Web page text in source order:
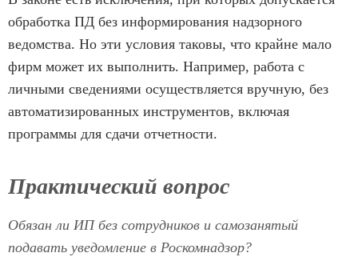
обработка ПД без информирования надзорного
ведомства. Но эти условия таковы, что крайне мало
фирм может их выполнить. Например, работа с
личными сведениями осуществляется вручную, без
автоматизированных инструментов, включая
программы для сдачи отчетности.
Практический вопрос
Обязан ли ИП без сотрудников и самозанятый
подавать уведомление в Роскомнадзор?